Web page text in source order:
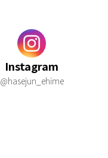
Instagram
@hasejun_ehime